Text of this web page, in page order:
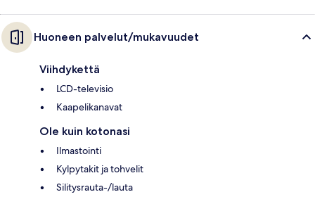
Huoneen palvelut/mukavuudet
Viihdykettä
LCD-televisio
Kaapelikanavat
Ole kuin kotonasi
Ilmastointi
Kylpytakit ja tohvelit
Silitysrauta-/lauta